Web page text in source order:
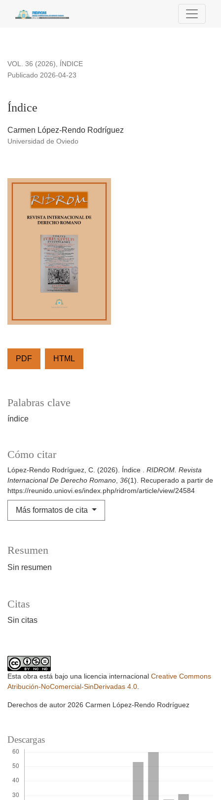
VOL. 36 (2026), ÍNDICE
Índice
Publicado 2026-04-23
Carmen López-Rendo Rodríguez
Universidad de Oviedo
PDF HTML
Palabras clave
índice
Cómo citar
López-Rendo Rodríguez, C. (2026). Índice . RIDROM. Revista
Internacional De Derecho Romano, 36(1). Recuperado a partir de
https://reunido.uniovi.es/index.php/ridrom/article/view/24584
Más formatos de cita
Resumen
Sin resumen
Citas
Sin citas
Esta obra está bajo una licencia internacional Creative Commons
Atribución-NoComercial-SinDerivadas 4.0.
Derechos de autor 2026 Carmen López-Rendo Rodríguez
Descargas